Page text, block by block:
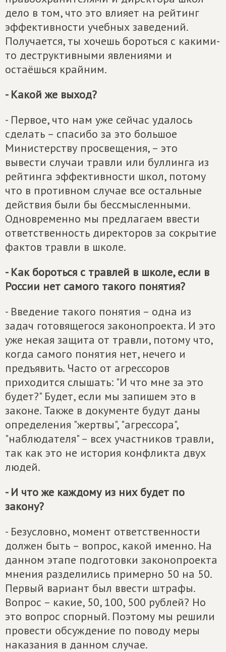
дело в том, что это влияет на рейтинг
эффективности учебных заведений.
Получается, ты хочешь бороться с какими-
то деструктивными явлениями и
остаёшься крайним.
- Какой же выход?
- Первое, что нам уже сейчас удалось
сделать – спасибо за это большое
Министерству просвещения, – это
вывести случаи травли или буллинга из
рейтинга эффективности школ, потому
что в противном случае все остальные
действия были бы бессмысленными.
Одновременно мы предлагаем ввести
ответственность директоров за сокрытие
фактов травли в школе.
- Как бороться с травлей в школе, если в
России нет самого такого понятия?
- Введение такого понятия – одна из
задач готовящегося законопроекта. И это
уже некая защита от травли, потому что,
когда самого понятия нет, нечего и
предъявить. Часто от агрессоров
приходится слышать: "И что мне за это
будет?" Будет, если мы запишем это в
законе. Также в документе будут даны
определения "жертвы", "агрессора",
"наблюдателя" – всех участников травли,
так как это не история конфликта двух
людей.
- И что же каждому из них будет по
закону?
- Безусловно, момент ответственности
должен быть – вопрос, какой именно. На
данном этапе подготовки законопроекта
мнения разделились примерно 50 на 50.
Первый вариант был ввести штрафы.
Вопрос – какие, 50, 100, 500 рублей? Но
это вопрос спорный. Поэтому мы решили
провести обсуждение по поводу меры
наказания в данном случае.